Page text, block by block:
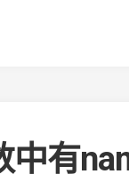
中有